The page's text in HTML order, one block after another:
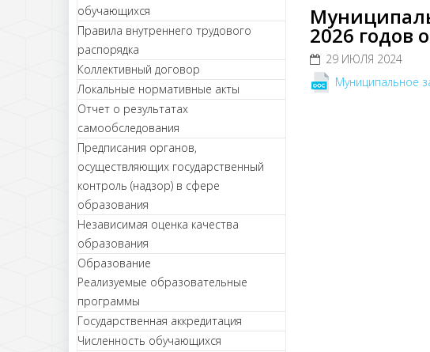
обучающихся
Правила внутреннего трудового
распорядка
Коллективный договор
Локальные нормативные акты
Отчет о результатах
самообследования
Предписания органов,
осуществляющих государственный
контроль (надзор) в сфере
образования
Независимая оценка качества
образования
Образование
Реализуемые образовательные
программы
Государственная аккредитация
Численность обучающихся
2026 годов
29 ИЮЛЯ 2024
Муниципальное